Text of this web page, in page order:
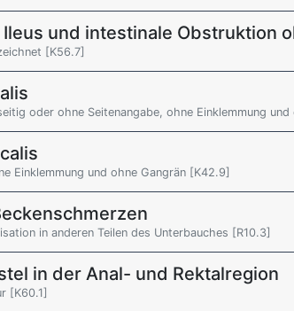
und intestinale Obstruktion
[K56.7]
oder ohne Seitenangabe, ohne Einklemmung
Einklemmung und ohne Gangrän [K42.9]
in anderen Teilen des Unterbauches [R10.3]
in der Anal- und Rektalregion
[K60.1]